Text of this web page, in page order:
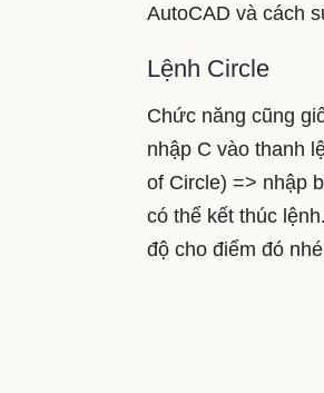
AutoCAD và cách
Lệnh Circle
Chức năng cũng
nhập C vào thanh
of Circle) => nhập
có thể kết thúc
độ cho điểm đó